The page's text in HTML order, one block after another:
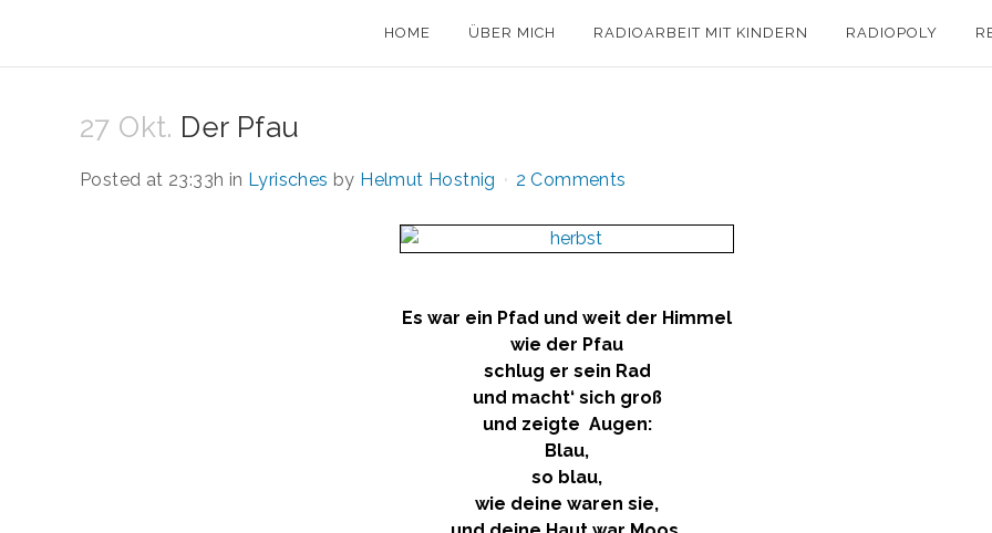
HOME ÜBER MICH RADIOARBEIT MIT KINDERN RADIOPOLY
27 Okt. Der Pfau
Posted at 23:33h in Lyrisches by Helmut Hostnig 2 Comments
Es war ein Pfad und weit der Himmel
wie der Pfau
schlug er sein Rad
und macht‘ sich groß
und zeigte Augen:
Blau,
so blau,
wie deine waren sie,